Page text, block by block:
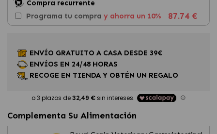
Compra recurrente
Programa tu compra y ahorra un 10% 87.74 €
ENVÍO GRATUITO A CASA DESDE 39€
ENVÍOS EN 24/48 HORAS
RECOGE EN TIENDA Y OBTÉN UN REGALO
Complementa Su Alimentación